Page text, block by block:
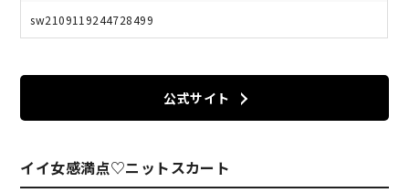
sw2109119244728499
公式サイト
イイ女感満点♡ニットスカート